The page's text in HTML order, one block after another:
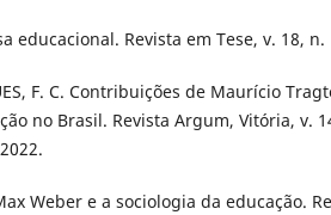
educacional. Revista em Tese, v. 18, n.
F. C. Contribuições de Maurício
no Brasil. Revista Argum, Vitória, v.
Weber e a sociologia da educação.